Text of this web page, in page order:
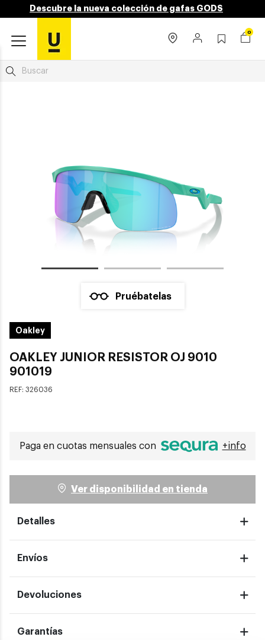
Descubre la nueva colección de gafas GODS
0
Pruébatelas
Oakley
OAKLEY JUNIOR RESISTOR OJ 9010
901019
REF: 326036
Paga en cuotas mensuales con +info
Ver disponibilidad en tienda
Detalles
Envíos
Devoluciones
Garantías